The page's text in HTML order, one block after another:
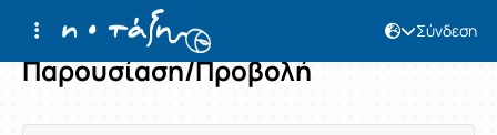
Σύνδεση
Παρουσίαση/Προβολή